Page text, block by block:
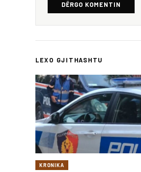
DËRGO KOMENTIN
LEXO GJITHASHTU
KRONIKA